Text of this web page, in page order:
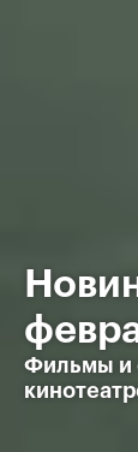
Фильмы и